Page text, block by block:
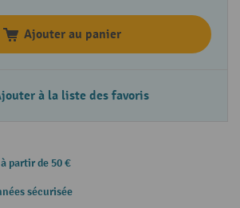
Ajouter au panier
à la liste des favoris
partir de 50 €
sécurisée